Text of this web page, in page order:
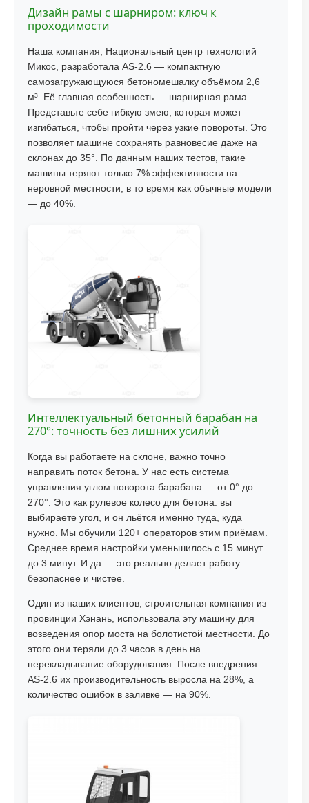
Дизайн рамы с шарниром: ключ к
проходимости
Наша компания, Национальный центр технологий
Микос, разработала AS-2.6 — компактную
самозагружающуюся бетономешалку объёмом 2,6
м³. Её главная особенность — шарнирная рама.
Представьте себе гибкую змею, которая может
изгибаться, чтобы пройти через узкие повороты. Это
позволяет машине сохранять равновесие даже на
склонах до 35°. По данным наших тестов, такие
машины теряют только 7% эффективности на
неровной местности, в то время как обычные модели
— до 40%.
Интеллектуальный бетонный барабан на
270°: точность без лишних усилий
Когда вы работаете на склоне, важно точно
направить поток бетона. У нас есть система
управления углом поворота барабана — от 0° до
270°. Это как рулевое колесо для бетона: вы
выбираете угол, и он льётся именно туда, куда
нужно. Мы обучили 120+ операторов этим приёмам.
Среднее время настройки уменьшилось с 15 минут
до 3 минут. И да — это реально делает работу
безопаснее и чистее.
Один из наших клиентов, строительная компания из
провинции Хэнань, использовала эту машину для
возведения опор моста на болотистой местности. До
этого они теряли до 3 часов в день на
перекладывание оборудования. После внедрения
AS-2.6 их производительность выросла на 28%, а
количество ошибок в заливке — на 90%.